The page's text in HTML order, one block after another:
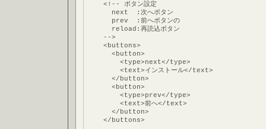
    <!-- ボタン設定
      next  :次へボタン
      prev  :前へボタンの
      reload:再読込ボタン
    -->
    <buttons>
      <button>
        <type>next</type>
        <text>インストール</text>
      </button>
      <button>
        <type>prev</type>
        <text>前へ</text>
      </button>
    </buttons>